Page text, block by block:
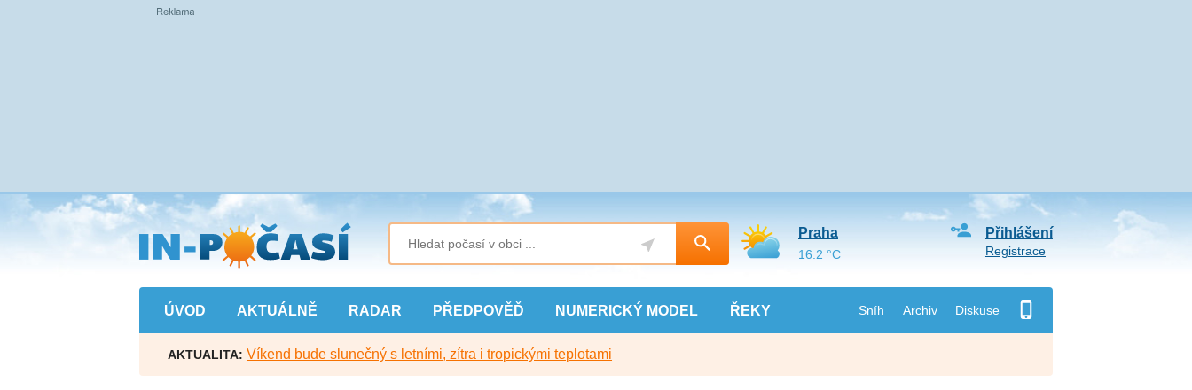
Přejít
na
hlavní
obsah
ÚVOD AKTUÁLNĚ RADAR PŘEDPOVĚĎ NUMERICKÝ MODEL ŘEKY Sníh Archiv Diskuse
Přihlášení
Registrace
Praha
16.2 °C
AKTUALITA: Víkend bude slunečný s letními, zítra i tropickými teplotami